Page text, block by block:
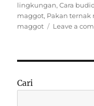
on
lingkungan,Cara
maggot, Pakan ternak
maggot
Leave a
Cari